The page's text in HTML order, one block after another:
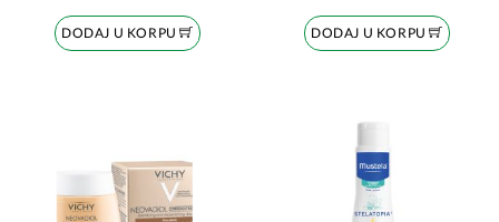
DODAJ U KORPU DODAJ U KORPU